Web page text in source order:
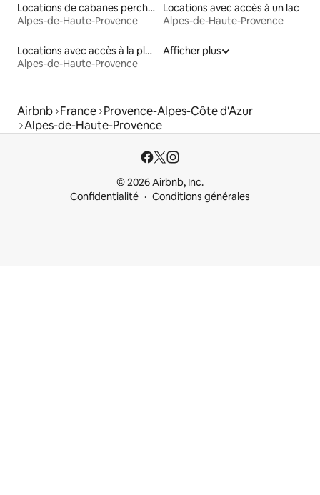
Locations de cabanes perchées
Alpes-de-Haute-Provence
Locations avec accès à un lac
Alpes-de-Haute-Provence
Locations avec accès à la plage
Alpes-de-Haute-Provence
Afficher plus
Airbnb France Provence-Alpes-Côte d'Azur
Alpes-de-Haute-Provence
© 2026 Airbnb, Inc.
Confidentialité
Conditions générales